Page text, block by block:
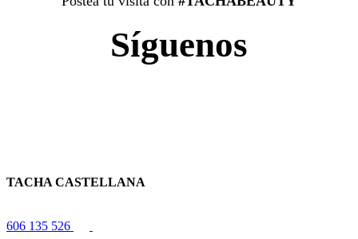
Síguenos
TACHA CASTELLANA
606 135 526